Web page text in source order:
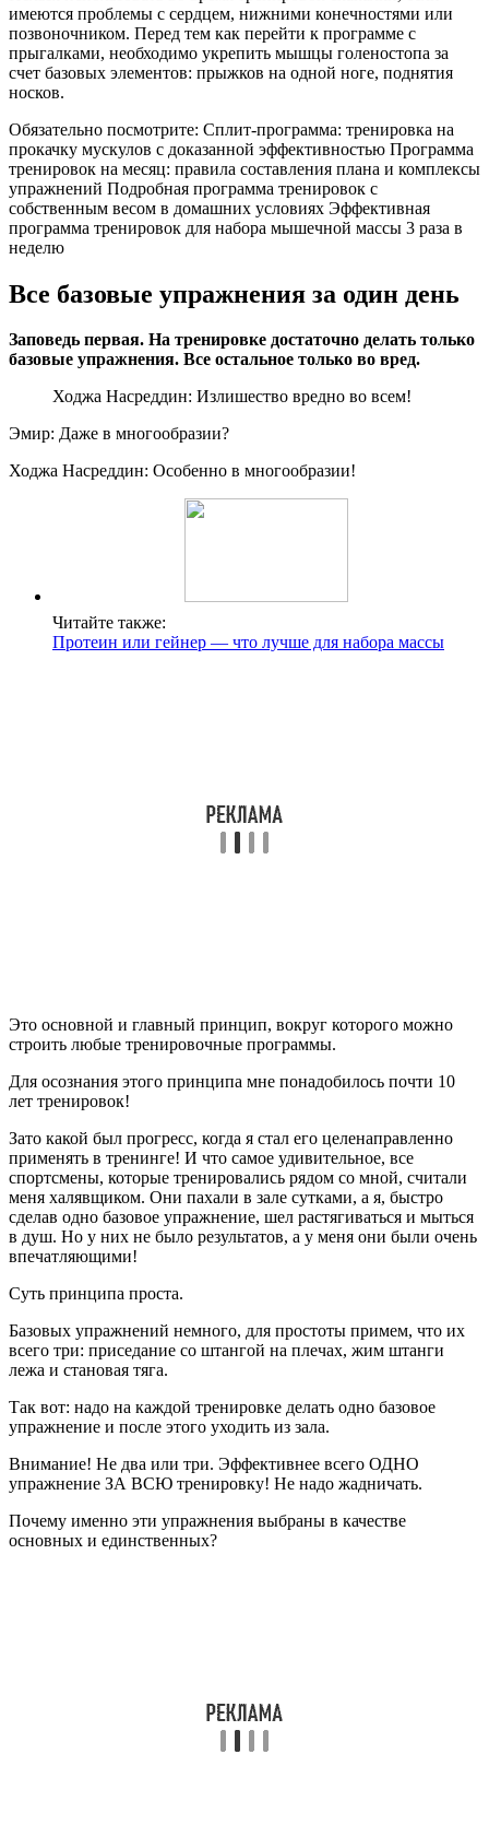
имеются проблемы с сердцем, нижними конечностями или
позвоночником. Перед тем как перейти к программе с
прыгалками, необходимо укрепить мышцы голеностопа за
счет базовых элементов: прыжков на одной ноге, поднятия
носков.
Обязательно посмотрите: Сплит-программа: тренировка на
прокачку мускулов с доказанной эффективностью Программа
тренировок на месяц: правила составления плана и комплексы
упражнений Подробная программа тренировок с
собственным весом в домашних условиях Эффективная
программа тренировок для набора мышечной массы 3 раза в
неделю
Все базовые упражнения за один день
Заповедь первая. На тренировке достаточно делать только
базовые упражнения. Все остальное только во вред.
Ходжа Насреддин: Излишество вредно во всем!
Эмир: Даже в многообразии?
Ходжа Насреддин: Особенно в многообразии!
Читайте также:
Протеин или гейнер — что лучше для набора массы
Это основной и главный принцип, вокруг которого можно
строить любые тренировочные программы.
Для осознания этого принципа мне понадобилось почти 10
лет тренировок!
Зато какой был прогресс, когда я стал его целенаправленно
применять в тренинге! И что самое удивительное, все
спортсмены, которые тренировались рядом со мной, считали
меня халявщиком. Они пахали в зале сутками, а я, быстро
сделав одно базовое упражнение, шел растягиваться и мыться
в душ. Но у них не было результатов, а у меня они были очень
впечатляющими!
Суть принципа проста.
Базовых упражнений немного, для простоты примем, что их
всего три: приседание со штангой на плечах, жим штанги
лежа и становая тяга.
Так вот: надо на каждой тренировке делать одно базовое
упражнение и после этого уходить из зала.
Внимание! Не два или три. Эффективнее всего ОДНО
упражнение ЗА ВСЮ тренировку! Не надо жадничать.
Почему именно эти упражнения выбраны в качестве
основных и единственных?